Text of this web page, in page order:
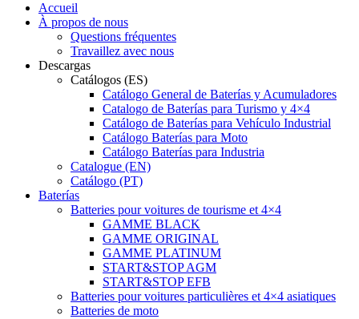
Accueil
À propos de nous
Questions fréquentes
Travaillez avec nous
Descargas
Catálogos (ES)
Catálogo General de Baterías y Acumuladores
Catalogo de Baterías para Turismo y 4×4
Catálogo de Baterías para Vehículo Industrial
Catálogo Baterías para Moto
Catálogo Baterías para Industria
Catalogue (EN)
Catálogo (PT)
Baterías
Batteries pour voitures de tourisme et 4×4
GAMME BLACK
GAMME ORIGINAL
GAMME PLATINUM
START&STOP AGM
START&STOP EFB
Batteries pour voitures particulières et 4×4 asiatiques
Batteries de moto